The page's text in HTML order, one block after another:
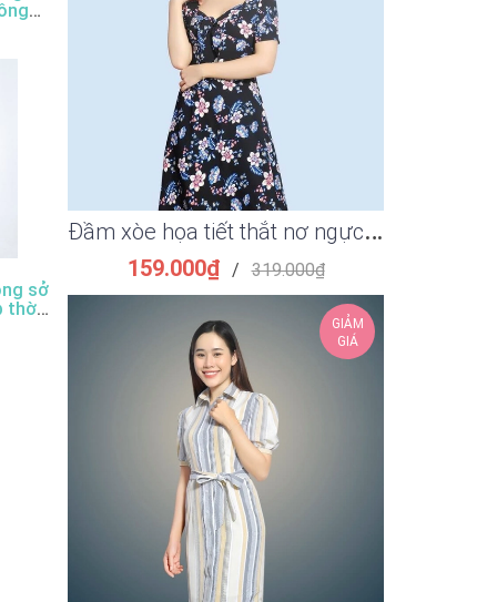
sở
thời
Đ
ầm xòe họa tiết thắt nơ ngực thời trang
159.000₫ / 319.000₫
GIẢM
GIÁ